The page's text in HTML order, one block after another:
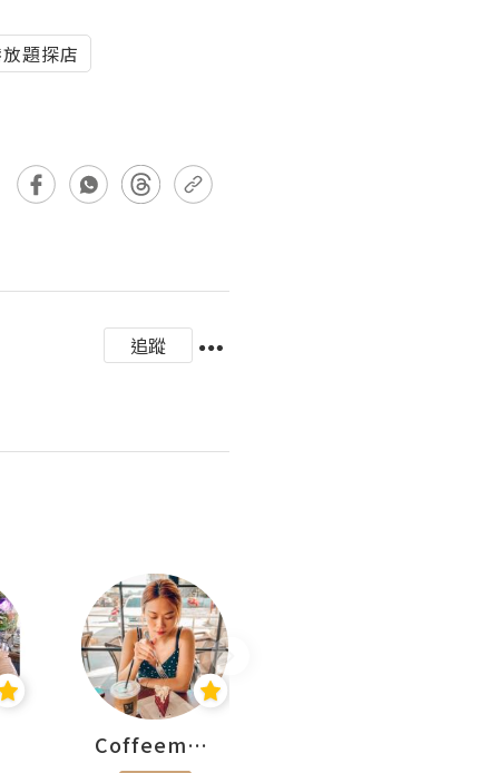
題探店
追蹤
Coffeemeetjojo